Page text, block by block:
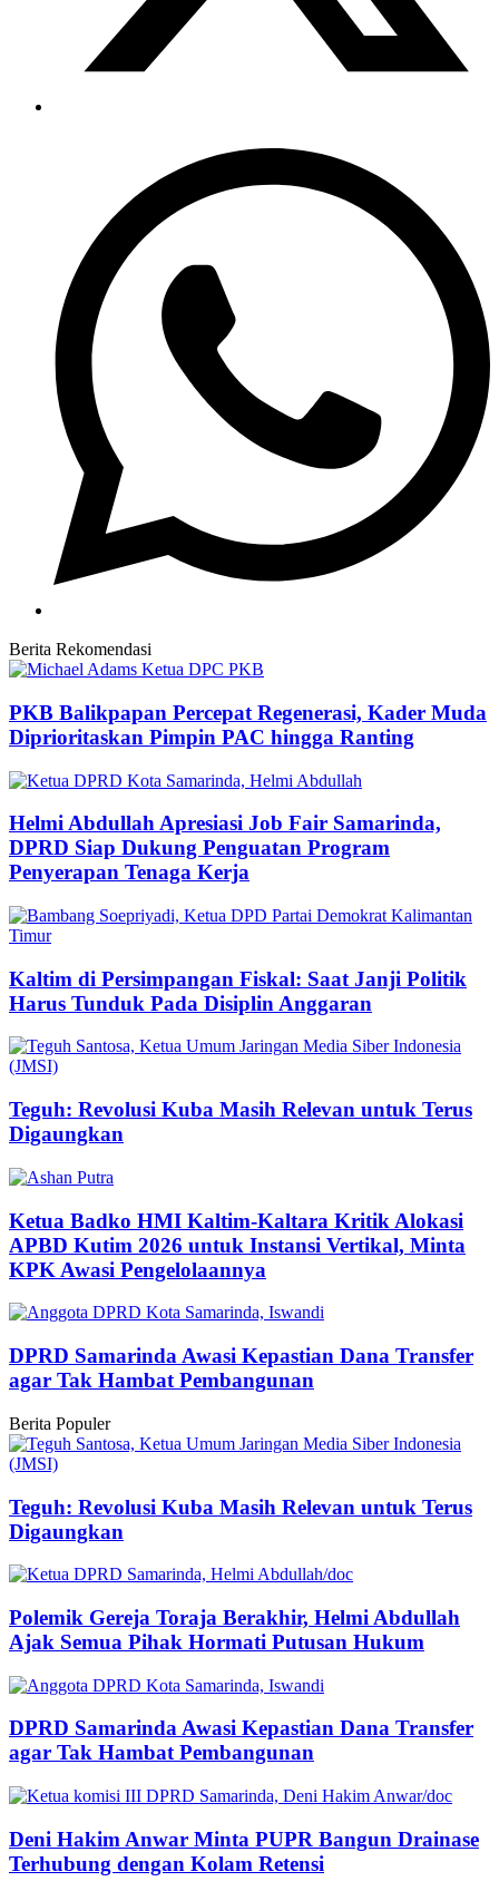
Berita Rekomendasi
PKB Balikpapan Percepat Regenerasi, Kader Muda
Diprioritaskan Pimpin PAC hingga Ranting
Helmi Abdullah Apresiasi Job Fair Samarinda,
DPRD Siap Dukung Penguatan Program
Penyerapan Tenaga Kerja
Kaltim di Persimpangan Fiskal: Saat Janji Politik
Harus Tunduk Pada Disiplin Anggaran
Teguh: Revolusi Kuba Masih Relevan untuk Terus
Digaungkan
Ketua Badko HMI Kaltim-Kaltara Kritik Alokasi
APBD Kutim 2026 untuk Instansi Vertikal, Minta
KPK Awasi Pengelolaannya
DPRD Samarinda Awasi Kepastian Dana Transfer
agar Tak Hambat Pembangunan
Berita Populer
Teguh: Revolusi Kuba Masih Relevan untuk Terus
Digaungkan
Polemik Gereja Toraja Berakhir, Helmi Abdullah
Ajak Semua Pihak Hormati Putusan Hukum
DPRD Samarinda Awasi Kepastian Dana Transfer
agar Tak Hambat Pembangunan
Deni Hakim Anwar Minta PUPR Bangun Drainase
Terhubung dengan Kolam Retensi